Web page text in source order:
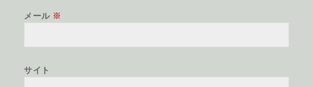
メール ※
サイト